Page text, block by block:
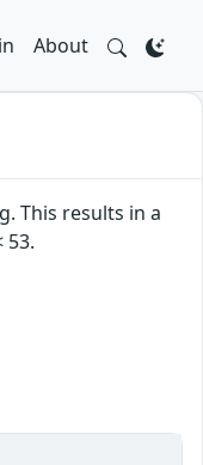
About
This results in a
53.